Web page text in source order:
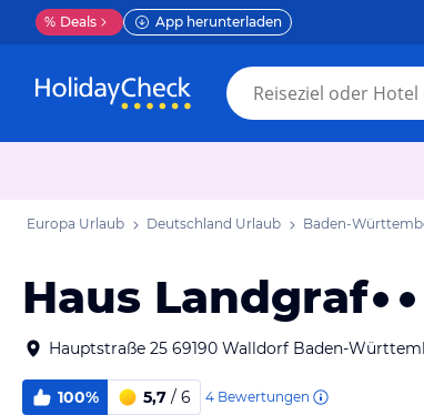
% Deals App herunterladen
Europa Urlaub Deutschland Urlaub Baden-
Haus Landgraf
Hauptstraße 25 69190 Walldorf Baden-
100% 5,7 / 6 4 Bewertungen